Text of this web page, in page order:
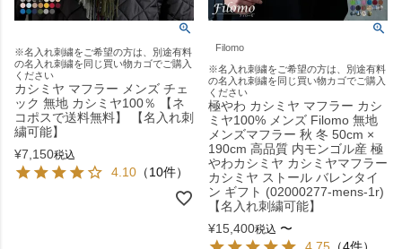
※名入れ刺繍をご希望の方は、別途有料
の名入れ刺繍を同じ買い物カゴでご購入
ください
カシミヤ マフラー メンズ チェ
ック 無地 カシミヤ100％ 【ネ
コポスで送料無料】 【名入れ刺
繍可能】
¥7,150税込
4.10 （10件）
Filomo
※名入れ刺繍をご希望の方は、別途有料
の名入れ刺繍を同じ買い物カゴでご購入
ください
極やわ カシミヤ マフラー カシ
ミヤ100% メンズ Filomo 無地
メンズマフラー 秋 冬 50cm ×
190cm 高品質 内モンゴル産 極
やわカシミヤ カシミヤマフラー
カシミヤ ストール バレンタイ
ン ギフト (02000277-mens-1r)
【名入れ刺繍可能】
¥15,400税込 〜
4.75 （4件）